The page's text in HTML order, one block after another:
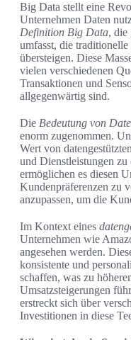
Big Data stellt eine
Unternehmen Daten
Definition Big Data, die
umfasst, die
übersteigen. Diese
vielen verschiedenen
Transaktionen und
allgegenwärtig sind.
Die Bedeutung von
enorm zugenommen.
Wert von
und Dienstleistungen
ermöglichen es diesen
Kundenpräferenzen zu
anzupassen, um die
Im Kontext eines
Unternehmen wie
angesehen werden.
konsistente und
schaffen, was zu
Umsatzsteigerungen
erstreckt sich über
Investitionen in diese